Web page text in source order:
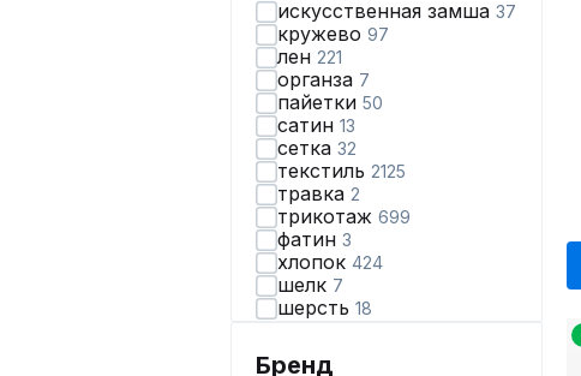
искусственная замша 37
кружево 97
лен 221
органза 7
пайетки 50
сатин 13
сетка 32
текстиль 2125
травка 2
трикотаж 699
фатин 3
хлопок 424
шелк 7
шерсть 18
Бренд